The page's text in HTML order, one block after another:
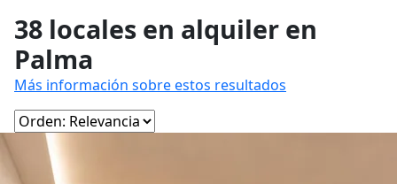
38 locales en alquiler en
Palma
Más información sobre estos resultados